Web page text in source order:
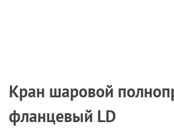
Кран шаровой
фланцевый LD